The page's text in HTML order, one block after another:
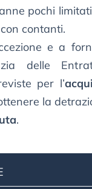
pochi
contanti.
e a
delle
per l’
la
.